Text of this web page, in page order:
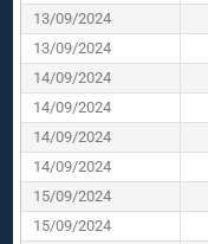
13/09/2024
13/09/2024
14/09/2024
14/09/2024
14/09/2024
14/09/2024
15/09/2024
15/09/2024